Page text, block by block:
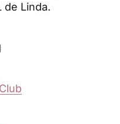
de Linda.